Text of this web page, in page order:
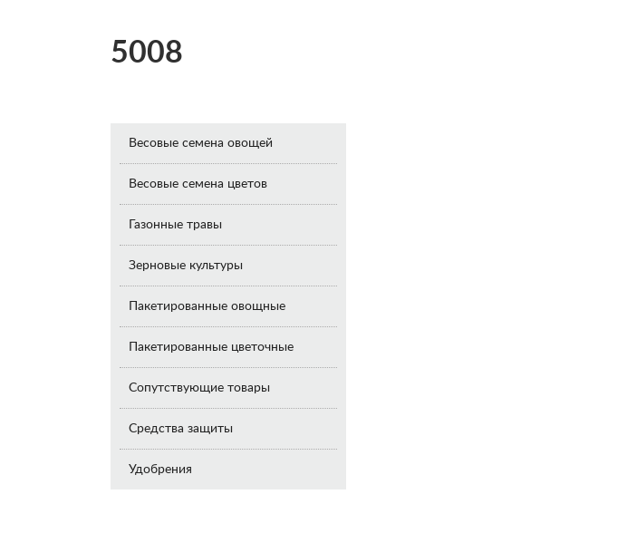
5008
Весовые семена овощей
Весовые семена цветов
Газонные травы
Зерновые культуры
Пакетированные овощные
Пакетированные цветочные
Сопутствующие товары
Средства защиты
Удобрения